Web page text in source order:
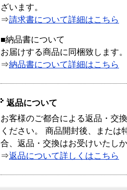
ざいます。
⇒請求書について詳細はこちら
■納品書について
お届けする商品に同梱致します。
⇒納品書について詳細はこちら
返品について
お客様のご都合による返品・交
ください。 商品開封後、または
合、返品・交換はお受けいたし
⇒返品について詳しくはこちら